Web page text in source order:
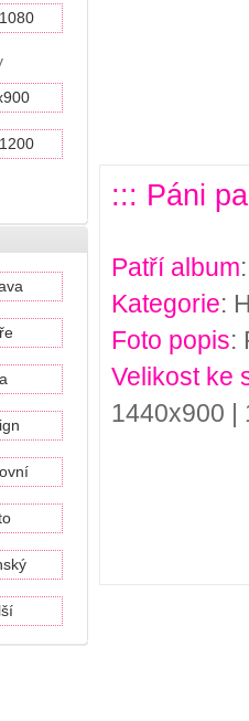
::: Páni
Patří album
Kategorie:
Foto popis:
Velikost ke
1440x900 |